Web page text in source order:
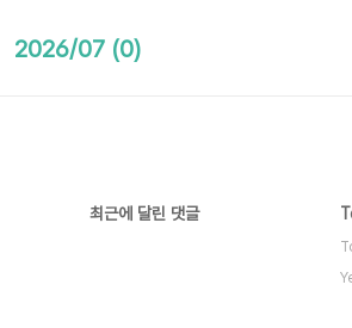
2026/07 (0)
최근에 달린 댓글